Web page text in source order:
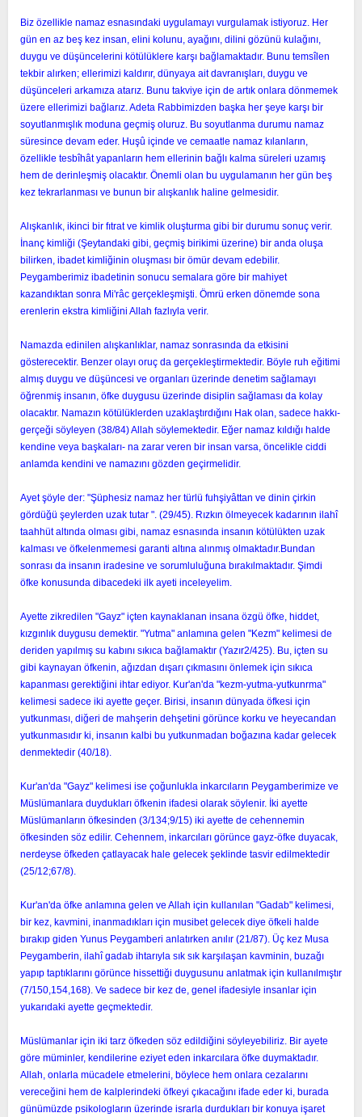
Biz özellikle namaz esnasındaki uygulamayı vurgulamak istiyoruz. Her
gün en az beş kez insan, elini kolunu, ayağını, dilini gözünü kulağını,
duygu ve düşüncelerini kötülüklere karşı bağlamaktadır. Bunu temsîlen
tekbir alırken; ellerimizi kaldırır, dünyaya ait davranışları, duygu ve
düşünceleri arkamıza atarız. Bunu takviye için de artık onlara dönmemek
üzere ellerimizi bağlarız. Adeta Rabbimizden başka her şeye karşı bir
soyutlanmışlık moduna geçmiş oluruz. Bu soyutlanma durumu namaz
süresince devam eder. Huşû içinde ve cemaatle namaz kılanların,
özellikle tesbîhât yapanların hem ellerinin bağlı kalma süreleri uzamış
hem de derinleşmiş olacaktır. Önemli olan bu uygulamanın her gün beş
kez tekrarlanması ve bunun bir alışkanlık haline gelmesidir.
Alışkanlık, ikinci bir fıtrat ve kimlik oluşturma gibi bir durumu sonuç verir.
İnanç kimliği (Şeytandaki gibi, geçmiş birikimi üzerine) bir anda oluşa
bilirken, ibadet kimliğinin oluşması bir ömür devam edebilir.
Peygamberimiz ibadetinin sonucu semalara göre bir mahiyet
kazandıktan sonra Mi'râc gerçekleşmişti. Ömrü erken dönemde sona
erenlerin ekstra kimliğini Allah fazlıyla verir.
Namazda edinilen alışkanlıklar, namaz sonrasında da etkisini
gösterecektir. Benzer olayı oruç da gerçekleştirmektedir. Böyle ruh eğitimi
almış duygu ve düşüncesi ve organları üzerinde denetim sağlamayı
öğrenmiş insanın, öfke duygusu üzerinde disiplin sağlaması da kolay
olacaktır. Namazın kötülüklerden uzaklaştırdığını Hak olan, sadece hakkı-
gerçeği söyleyen (38/84) Allah söylemektedir. Eğer namaz kıldığı halde
kendine veya başkaları- na zarar veren bir insan varsa, öncelikle ciddi
anlamda kendini ve namazını gözden geçirmelidir.
Ayet şöyle der: "Şüphesiz namaz her türlü fuhşiyâttan ve dinin çirkin
gördüğü şeylerden uzak tutar ". (29/45). Rızkın ölmeyecek kadarının ilahî
taahhüt altında olması gibi, namaz esnasında insanın kötülükten uzak
kalması ve öfkelenmemesi garanti altına alınmış olmaktadır.Bundan
sonrası da insanın iradesine ve sorumluluğuna bırakılmaktadır. Şimdi
öfke konusunda dibacedeki ilk ayeti inceleyelim.
Ayette zikredilen "Gayz" içten kaynaklanan insana özgü öfke, hiddet,
kızgınlık duygusu demektir. "Yutma" anlamına gelen "Kezm" kelimesi de
deriden yapılmış su kabını sıkıca bağlamaktır (Yazır2/425). Bu, içten su
gibi kaynayan öfkenin, ağızdan dışarı çıkmasını önlemek için sıkıca
kapanması gerektiğini ihtar ediyor. Kur'an'da "kezm-yutma-yutkunrma"
kelimesi sadece iki ayette geçer. Birisi, insanın dünyada öfkesi için
yutkunması, diğeri de mahşerin dehşetini görünce korku ve heyecandan
yutkunmasıdır ki, insanın kalbi bu yutkunmadan boğazına kadar gelecek
denmektedir (40/18).
Kur'an'da "Gayz" kelimesi ise çoğunlukla inkarcıların Peygamberimize ve
Müslümanlara duydukları öfkenin ifadesi olarak söylenir. İki ayette
Müslümanların öfkesinden (3/134;9/15) iki ayette de cehennemin
öfkesinden söz edilir. Cehennem, inkarcıları görünce gayz-öfke duyacak,
nerdeyse öfkeden çatlayacak hale gelecek şeklinde tasvir edilmektedir
(25/12;67/8).
Kur'an'da öfke anlamına gelen ve Allah için kullanılan "Gadab" kelimesi,
bir kez, kavmini, inanmadıkları için musibet gelecek diye öfkeli halde
bırakıp giden Yunus Peygamberi anlatırken anılır (21/87). Üç kez Musa
Peygamberin, ilahî gadab ihtarıyla sık sık karşılaşan kavminin, buzağı
yapıp taptıklarını görünce hissettiği duygusunu anlatmak için kullanılmıştır
(7/150,154,168). Ve sadece bir kez de, genel ifadesiyle insanlar için
yukarıdaki ayette geçmektedir.
Müslümanlar için iki tarz öfkeden söz edildiğini söyleyebiliriz. Bir ayete
göre müminler, kendilerine eziyet eden inkarcılara öfke duymaktadır.
Allah, onlarla mücadele etmelerini, böylece hem onlara cezalarını
vereceğini hem de kalplerindeki öfkeyi çıkacağını ifade eder ki, burada
günümüzde psikologların üzerinde israrla durdukları bir konuya işaret